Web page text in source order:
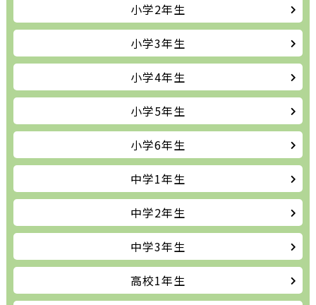
小学2年生
小学3年生
小学4年生
小学5年生
小学6年生
中学1年生
中学2年生
中学3年生
高校1年生